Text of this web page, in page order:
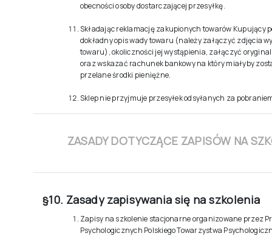
obecności osoby dostarczającej przesyłkę.
Składając reklamację zakupionych towarów Kupujący
dokładny opis wady towaru (należy załączyć zdjęcia
towaru), okoliczności jej wystąpienia, załączyć
oraz wskazać rachunek bankowy na który miałyby
przelane środki pieniężne.
Sklep nie przyjmuje przesyłek odsyłanych za
ZASADY DOTYCZĄCE ZAPISÓW NA
§10. Zasady zapisywania się na szkolenia
Zapisy na szkolenie stacjonarne organizowane przez
Psychologicznych Polskiego Towarzystwa